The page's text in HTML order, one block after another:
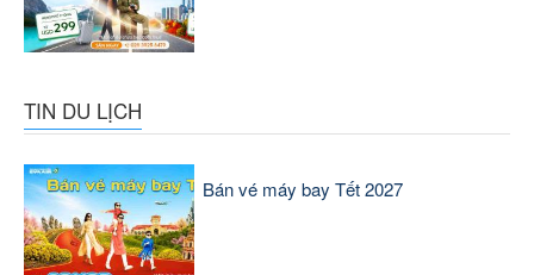
TIN DU LỊCH
Bán vé máy bay Tết 2027